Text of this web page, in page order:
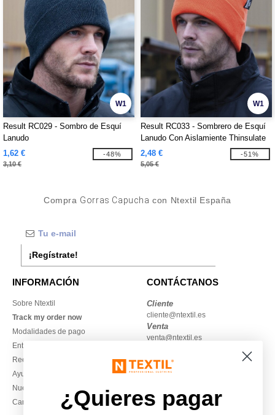
W1
Result RC029 - Sombro de Esquí
Lanudo
1,62 €
3,10 €
-48%
W1
Result RC033 - Sombrero de Esquí
Lanudo Con Aislamiente Thinsulate
™
2,48 €
5,05 €
-51%
Compra Gorras Capucha con Ntextil España
¡Regístrate!
INFORMACIÓN
Sobre Ntextil
Track my order now
Modalidades de pago
Entrega
Reembolsos / devoluciones
Ayuda & FAQs
Nuestros compromisos
Camisetas locales al por mayor
CONTÁCTANOS
Cliente
cliente@ntextil.es
Venta
venta@ntextil.es
930 410 200
Viernes: 10:00–14:00
¿Quieres pagar